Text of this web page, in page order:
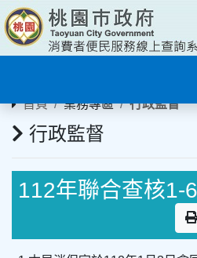
首頁 業務專區 行政監督
行政監督
112年聯合查核1-